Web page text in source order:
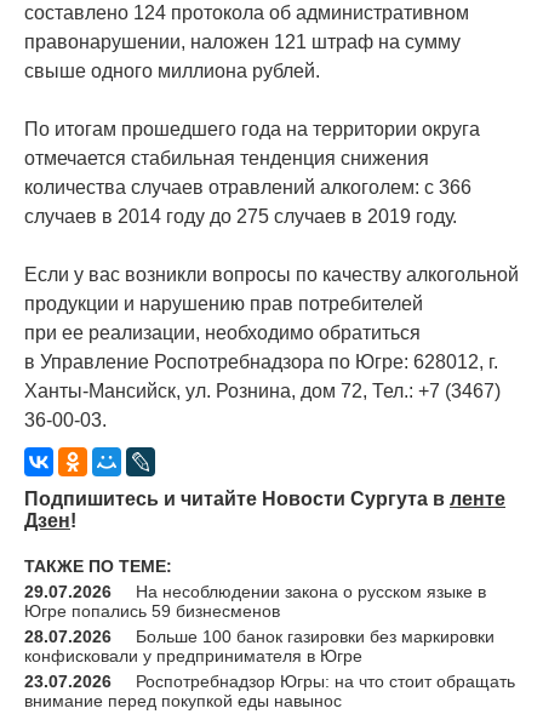
составлено 124 протокола об административном
правонарушении, наложен 121 штраф на сумму
свыше одного миллиона рублей.
По итогам прошедшего года на территории округа
отмечается стабильная тенденция снижения
количества случаев отравлений алкоголем: с 366
случаев в 2014 году до 275 случаев в 2019 году.
Если у вас возникли вопросы по качеству алкогольной
продукции и нарушению прав потребителей
при ее реализации, необходимо обратиться
в Управление Роспотребнадзора по Югре: 628012, г.
Ханты-Мансийск, ул. Рознина, дом 72, Тел.: +7 (3467)
36-00-03.
Подпишитесь и читайте Новости Сургута в ленте
Дзен!
ТАКЖЕ ПО ТЕМЕ:
29.07.2026
На несоблюдении закона о русском языке в
Югре попались 59 бизнесменов
28.07.2026
Больше 100 банок газировки без маркировки
конфисковали у предпринимателя в Югре
23.07.2026
Роспотребнадзор Югры: на что стоит обращать
внимание перед покупкой еды навынос